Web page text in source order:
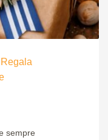
sempre